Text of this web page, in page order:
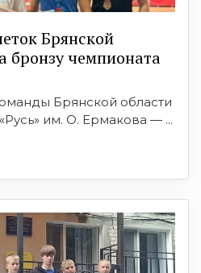
Брянской
бронзу чемпионата
Брянской области
им. О. Ермакова — ...